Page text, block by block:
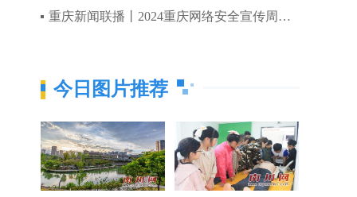
重庆新闻联播丨2024重庆网络安全宣传周正式启动
今日图片推荐